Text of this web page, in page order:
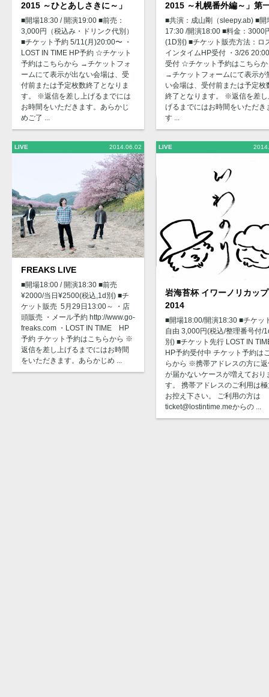
2015 ～ひとあしさきに～」
■開場18:30 / 開演19:00 ■前売：
3,000円（税込み・ドリンク代別）
■チケット予約 5/11(月)20:00〜 ・
LOST IN TIME HP予約 ☆チケット
予約はこちらから →チケットフォ
ームにて表示が出ない会場は、受
付前または予定枚数終了となりま
す。 ※返信を差し上げるまでには
お時間をいただきます。あらかじ
めご了 ...
LIVE 2014.06.02
FREAKS LIVE
■開場18:00 / 開演18:30 ■前売
¥2000/当日¥2500(税込,1d別) ■チ
ケット販売 5月29日13:00～ ・店
頭販売 ・メール予約 http://www.go-
freaks.com ・LOST IN TIME HP
予約 チケット予約はこちらから ※
返信を差し上げるまでにはお時間
をいただきます。あらかじめ ...
2015 ～札幌番外編～」第
■共演：成山剛（sleepy.ab) ■開
17:30 /開演18:00 ■料金：3000
(1D別) ■チケット販売方法：ロ
インタイムHP受付 ・3/26
受付 ☆チケット予約はこちらか
→チケットフォームにて表示が
い会場は、受付前または予定枚
終了となります。 ※返信を差し
げるまでにはお時間をいただき
す ...
LIVE
岩海苔杯 イワーノリカップ
2014
■開場18:00/開演18:30 ■チケッ
自由 3,000円(税込/整理番号付/
別) ■チケット先行 LOST IN
HP予約受付中 チケット予約は
らから ※携帯アドレスの方に返
が届かないケースが増えており
す。 携帯アドレスのご利用は
お控え下さい。 ご利用の方は
ticket@lostintime.meからの ...